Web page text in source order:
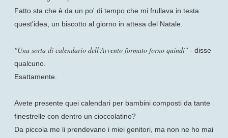
Fatto sta che è da un po' di tempo che mi frullava in testa
quest'idea, un biscotto al giorno in attesa del Natale.
"Una sorta di calendario dell'Avvento formato forno quindi" - disse
qualcuno.
Esattamente.
Avete presente quei calendari per bambini composti da tante
finestrelle con dentro un cioccolatino?
Da piccola me li prendevano i miei genitori, ma non ne ho mai